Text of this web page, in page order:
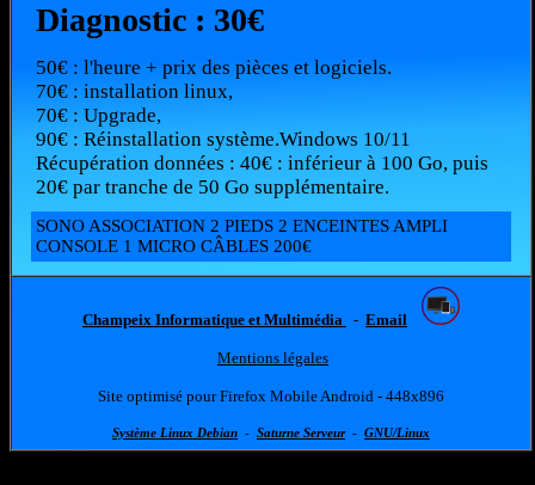
Diagnostic : 30€
50€ : l'heure + prix des pièces et logiciels.
70€ : installation linux,
70€ : Upgrade,
90€ : Réinstallation système.Windows 10/11
Récupération données : 40€ : inférieur à 100 Go, puis
20€ par tranche de 50 Go supplémentaire.
SONO ASSOCIATION 2 PIEDS 2 ENCEINTES AMPLI
CONSOLE 1 MICRO CÂBLES 200€
Champeix Informatique et Multimédia - Email
Mentions légales
Site optimisé pour Firefox Mobile Android - 448x896
Système Linux Debian - Saturne Serveur- GNU/Linux